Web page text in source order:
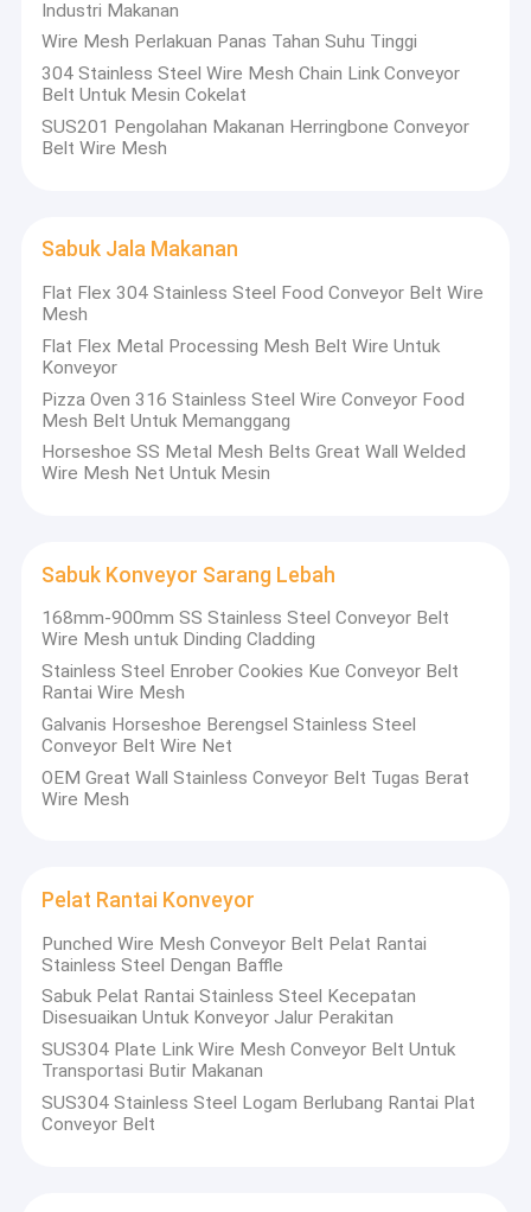
Industri Makanan
Wire Mesh Perlakuan Panas Tahan Suhu Tinggi
304 Stainless Steel Wire Mesh Chain Link Conveyor
Belt Untuk Mesin Cokelat
SUS201 Pengolahan Makanan Herringbone Conveyor
Belt Wire Mesh
Sabuk Jala Makanan
Flat Flex 304 Stainless Steel Food Conveyor Belt Wire
Mesh
Flat Flex Metal Processing Mesh Belt Wire Untuk
Konveyor
Pizza Oven 316 Stainless Steel Wire Conveyor Food
Mesh Belt Untuk Memanggang
Horseshoe SS Metal Mesh Belts Great Wall Welded
Wire Mesh Net Untuk Mesin
Sabuk Konveyor Sarang Lebah
168mm-900mm SS Stainless Steel Conveyor Belt
Wire Mesh untuk Dinding Cladding
Stainless Steel Enrober Cookies Kue Conveyor Belt
Rantai Wire Mesh
Galvanis Horseshoe Berengsel Stainless Steel
Conveyor Belt Wire Net
OEM Great Wall Stainless Conveyor Belt Tugas Berat
Wire Mesh
Pelat Rantai Konveyor
Punched Wire Mesh Conveyor Belt Pelat Rantai
Stainless Steel Dengan Baffle
Sabuk Pelat Rantai Stainless Steel Kecepatan
Disesuaikan Untuk Konveyor Jalur Perakitan
SUS304 Plate Link Wire Mesh Conveyor Belt Untuk
Transportasi Butir Makanan
SUS304 Stainless Steel Logam Berlubang Rantai Plat
Conveyor Belt